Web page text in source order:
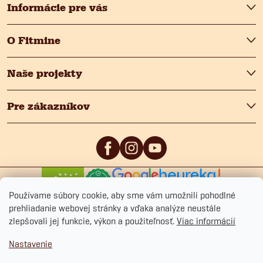
Používame súbory cookie, aby sme vám umožnili pohodlné
prehliadanie webovej stránky a vďaka analýze neustále
zlepšovali jej funkcie, výkon a použiteľnosť. Viac informácií
Nastavenie
Informácie pre vás
O Fitmine
Naše projekty
Pre zákazníkov
Copyright 2026